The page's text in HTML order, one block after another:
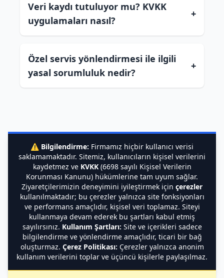
Veri kaydı tutuluyor mu? KVKK
uygulamaları nasıl?
+
Özel servis yönlendirmesi ile ilgili
yasal sorumluluk nedir?
+
⚠️ Bilgilendirme: Firmamız hiçbir kullanıcı verisi
saklamamaktadır. Sitemiz, kullanıcıların kişisel verilerini
kaydetmez ve KVKK(6698 sayılı Kişisel Verilerin
Korunması Kanunu) hükümlerine tam uyum sağlar.
Ziyaretçilerimizin deneyimini iyileştirmek için çerezler
kullanılmaktadır; bu çerezler yalnızca site fonksiyonları
ve performans amaçlıdır, kişisel veri toplamaz. Siteyi
kullanmaya devam ederek bu şartları kabul etmiş
sayılırsınız. Kullanım Şartları: Site ve içerikleri sadece
bilgilendirme ve yönlendirme amaçlıdır, ticari bir bağ
oluşturmaz. Çerez Politikası: Çerezler yalnızca anonim
kullanım verilerini toplar ve üçüncü kişilerle paylaşılmaz.